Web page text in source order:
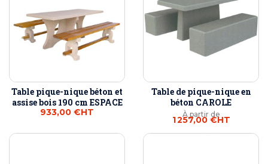
Table pique-nique béton et
assise bois 190 cm ESPACE
933,00 €HT
Table de pique-nique en
béton CAROLE
À partir de
1 257,00 €HT